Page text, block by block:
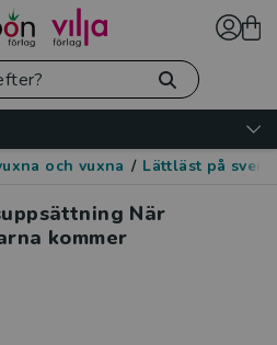
och vuxna / Lättläst på
När
kommer